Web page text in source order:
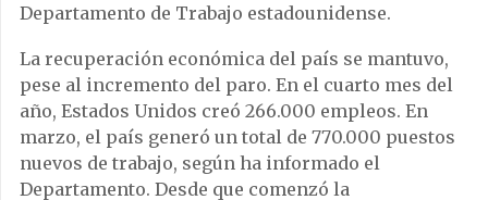
Departamento de Trabajo estadounidense.
La recuperación económica del país se mantuvo,
pese al incremento del paro. En el cuarto mes del
año, Estados Unidos creó 266.000 empleos. En
marzo, el país generó un total de 770.000 puestos
nuevos de trabajo, según ha informado el
Departamento. Desde que comenzó la